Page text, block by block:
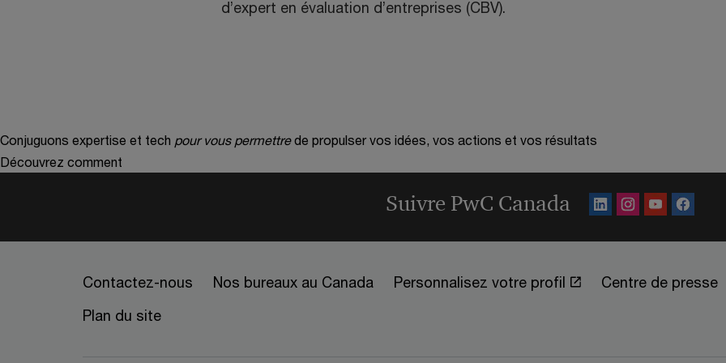
d’expert en évaluation d’entreprises (CBV).
Conjuguons expertise et tech pour vous permettre de propulser vos idées, vos actions et vos résultats
Découvrez comment
Suivre PwC Canada
Contactez-nous Nos bureaux au Canada Personnalisez votre profil Centre de presse
Plan du site